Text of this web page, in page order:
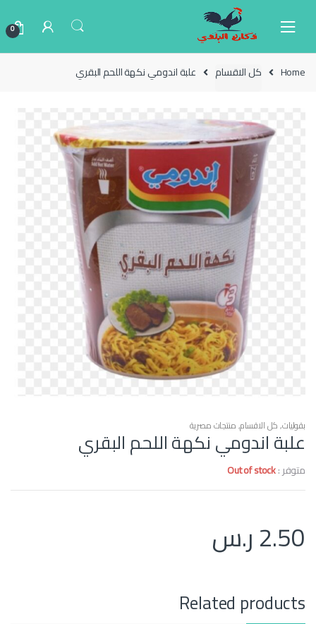
0
Home كل الاقسام علبة اندومي نكهة اللحم البقري
بقوليات,كل الاقسام,منتجات مصرية
علبة اندومي نكهة اللحم البقري
متوفر :Out of stock
2.50ر.س
Related products